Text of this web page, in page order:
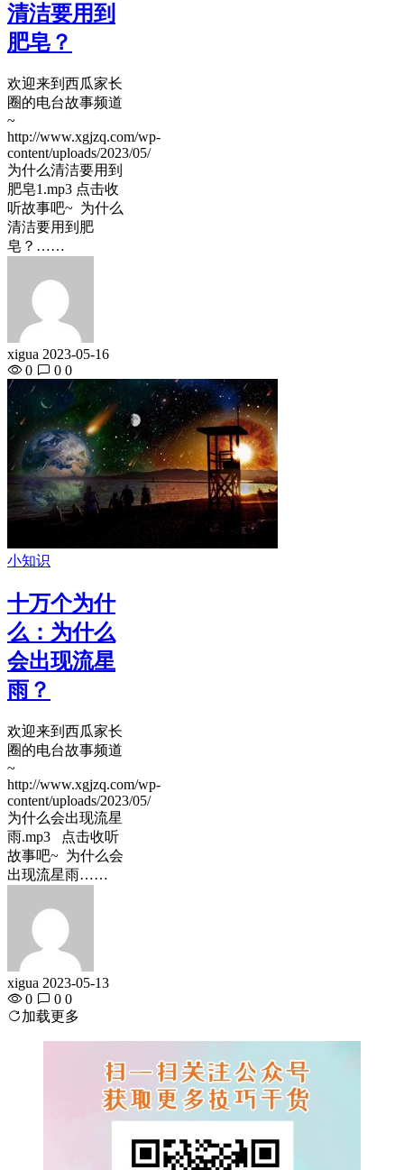
清洁要用到
肥皂？
欢迎来到西瓜家长
圈的电台故事频道
~
http://www.xgjzq.com/wp-
content/uploads/2023/05/
为什么清洁要用到
肥皂1.mp3 点击收
听故事吧~ 为什么
清洁要用到肥
皂？……
xigua 2023-05-16
0
0 0
小知识
十万个为什
么：为什么
会出现流星
雨？
欢迎来到西瓜家长
圈的电台故事频道
~
http://www.xgjzq.com/wp-
content/uploads/2023/05/
为什么会出现流星
雨.mp3 点击收听
故事吧~ 为什么会
出现流星雨……
xigua 2023-05-13
0
0 0
加载更多